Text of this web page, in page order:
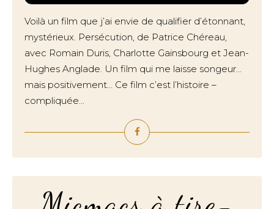
Voilà un film que j’ai envie de qualifier d’étonnant,
mystérieux. Persécution, de Patrice Chéreau,
avec Romain Duris, Charlotte Gainsbourg et Jean-
Hughes Anglade. Un film qui me laisse songeur…
mais positivement... Ce film c’est l’histoire –
compliquée...